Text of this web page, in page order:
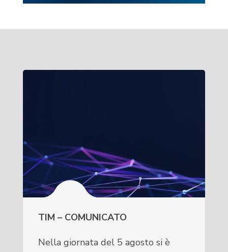
TIM – COMUNICATO
Nella giornata del 5 agosto si è